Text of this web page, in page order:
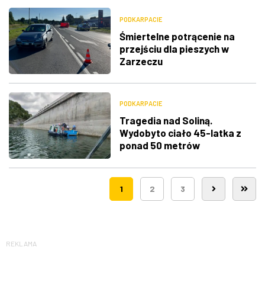
PODKARPACIE
Śmiertelne potrącenie na
przejściu dla pieszych w
Zarzeczu
PODKARPACIE
Tragedia nad Soliną.
Wydobyto ciało 45-latka z
ponad 50 metrów
1 2 3
REKLAMA